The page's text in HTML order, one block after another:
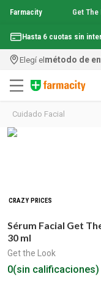
Farmacity Get The
Hasta 6 cuotas sin
Elegí elmétodo de
Cuidado Facial
CRAZY PRICES
Sérum Facial Get
30 ml
Get the Look
0(sin calificaciones)
2.
loreal paris
8. get the look
9. nyx
10. serum elvive